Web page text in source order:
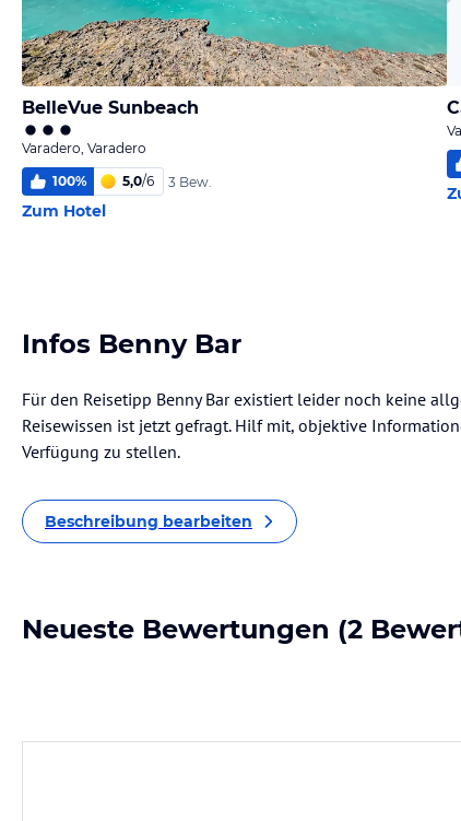
BelleVue Sunbeach
Varadero, Varadero
100% 5,0/6 3 Bew.
Zum Hotel
Infos Benny Bar
Für den Reisetipp Benny Bar existiert leider noch keine
Reisewissen ist jetzt gefragt. Hilf mit, objektive
Verfügung zu stellen.
Beschreibung bearbeiten
Neueste Bewertungen (2